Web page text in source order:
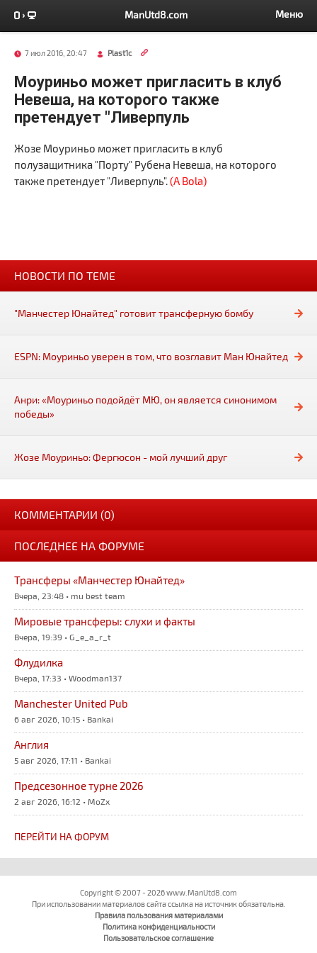
ManUtd8.com Меню
7 июл 2016, 20:47 Plast1c
Моуриньо может пригласить в клуб
Невеша, на которого также
претендует "Ливерпуль
Жозе Моуриньо может пригласить в клуб
полузащитника "Порту" Рубена Невеша, на которого
также претендует "Ливерпуль".(A Bola)
НОВОСТИ ПО ТЕМЕ
"Манчестер Юнайтед" готовит трансферную бомбу
ESPN: Моуриньо уверен в том, что возглавит Ман Юнайтед
Анри: «Моуриньо подойдёт МЮ, он является синонимом
победы»
Жозе Моуриньо: Фергюсон - мой лучший друг
КОММЕНТАРИИ (0)
ПОСЛЕДНЕЕ НА ФОРУМЕ
Трансферы «Манчестер Юнайтед»
Вчера, 23:48 • mu best team
Мировые трансферы: слухи и факты
Вчера, 19:39 • G_e_a_r_t
Флудилка
Вчера, 17:33 • Woodman137
Manchester United Pub
6 авг 2026, 10:15 • Bankai
Англия
5 авг 2026, 17:11 • Bankai
Предсезонное турне 2026
2 авг 2026, 16:12 • MoZx
ПЕРЕЙТИ НА ФОРУМ
Copyright © 2007 - 2026 www.ManUtd8.com
При использовании материалов сайта ссылка на источник обязательна.
Правила пользования материалами
Политика конфиденциальности
Пользовательское соглашение